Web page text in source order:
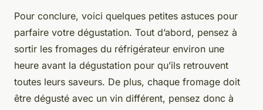
Pour conclure, voici quelques petites astuces pour
parfaire votre dégustation. Tout d’abord, pensez à
sortir les fromages du réfrigérateur environ une
heure avant la dégustation pour qu’ils retrouvent
toutes leurs saveurs. De plus, chaque fromage doit
être dégusté avec un vin différent, pensez donc à